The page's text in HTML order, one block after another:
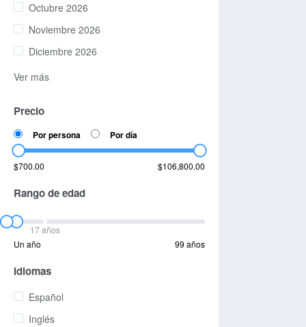
Octubre 2026
Noviembre 2026
Diciembre 2026
Ver más
Precio
Por persona Por día
$700.00 $106,800.00
Rango de edad
17 años
Un año
99 años
Idiomas
Español
Inglés